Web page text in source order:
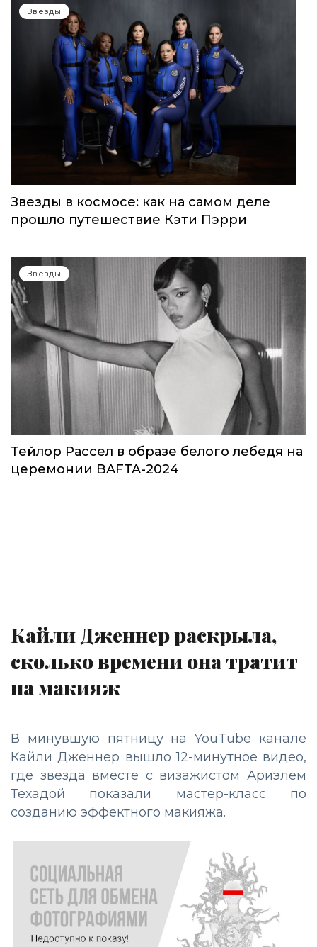
Звёзды
Звезды в космосе: как на самом деле
прошло путешествие Кэти Пэрри
Звёзды
Тейлор Рассел в образе белого лебедя на
церемонии BAFTA-2024
Кайли Дженнер раскрыла,
сколько времени она тратит
на макияж
В минувшую пятницу на YouTube канале
Кайли Дженнер вышло 12-минутное видео,
где звезда вместе с визажистом Ариэлем
Техадой показали мастер-класс по
созданию эффектного макияжа.